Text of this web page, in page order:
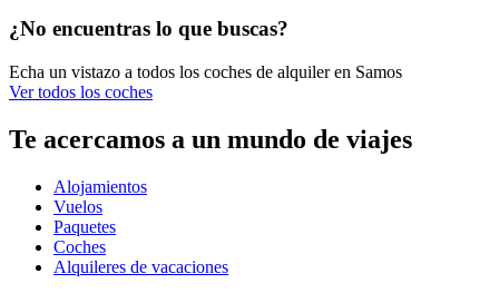
¿No encuentras lo que buscas?
Echa un vistazo a todos los coches de alquiler en Samos
Ver todos los coches
Te acercamos a un mundo de viajes
Alojamientos
Vuelos
Paquetes
Coches
Alquileres de vacaciones